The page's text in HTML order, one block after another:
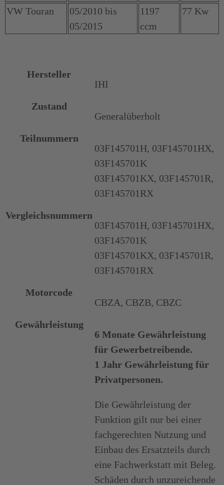
VW Touran
05/2010 bis
05/2015
1197
ccm
77 Kw
Hersteller
IHI
Zustand
Generalüberholt
Teilnummern
03F145701H, 03F145701HX,
03F145701K
03F145701KX, 03F145701R,
03F145701RX
Vergleichsnummern
03F145701H, 03F145701HX,
03F145701K
03F145701KX, 03F145701R,
03F145701RX
Motorcode
CBZA, CBZB, CBZC
Gewährleistung
6 Monate Gewährleistung
für Gewerbetreibende.
1 Jahr Gewährleistung für
Privatpersonen.
Die Gewährleistung der
Funktion gilt nur bei einer
fachgerechten Nutzung und
Einbau des Ersatzteils durch
eine Fachwerkstatt mit Beleg.
Schäden durch unzureichende